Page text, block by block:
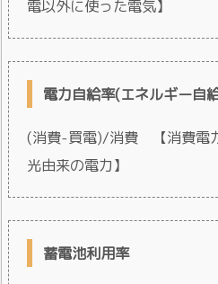
電以外に使った電気】
電力自給率(エネルギー自
(消費-買電)/消費 【消費電
光由来の電力】
蓄電池利用率